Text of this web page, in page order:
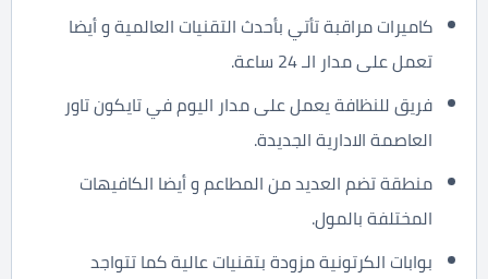
كاميرات مراقبة تأتي بأحدث التقنيات العالمية و أيضا
تعمل على مدار الـ 24 ساعة.
فريق للنظافة يعمل على مدار اليوم في تايكون تاور
العاصمة الادارية الجديدة.
منطقة تضم العديد من المطاعم و أيضا الكافيهات
المختلفة بالمول.
بوابات الكرتونية مزودة بتقنيات عالية كما تتواجد